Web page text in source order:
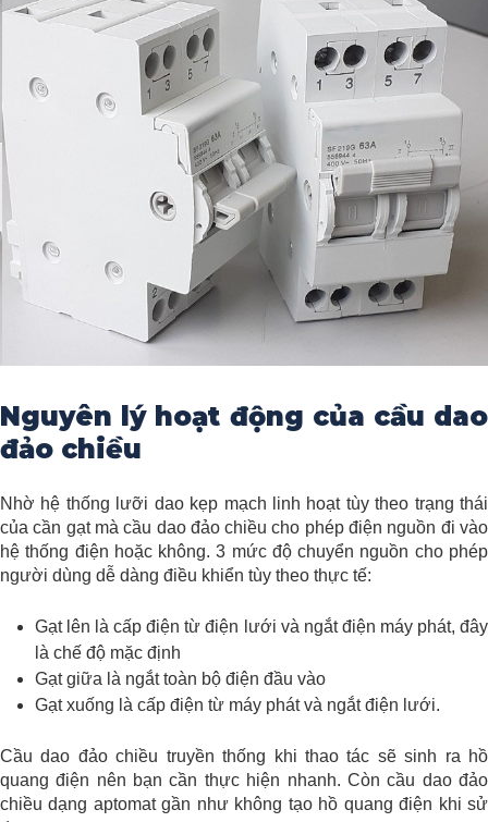
Nguyên lý hoạt động của cầu dao
đảo chiều
Nhờ hệ thống lưỡi dao kẹp mạch linh hoạt tùy theo trạng thái
của cần gạt mà cầu dao đảo chiều cho phép điện nguồn đi vào
hệ thống điện hoặc không. 3 mức độ chuyển nguồn cho phép
người dùng dễ dàng điều khiển tùy theo thực tế:
Gạt lên là cấp điện từ điện lưới và ngắt điện máy phát, đây
là chế độ mặc định
Gạt giữa là ngắt toàn bộ điện đầu vào
Gạt xuống là cấp điện từ máy phát và ngắt điện lưới.
Cầu dao đảo chiều truyền thống khi thao tác sẽ sinh ra hồ
quang điện nên bạn cần thực hiện nhanh. Còn cầu dao đảo
chiều dạng aptomat gần như không tạo hồ quang điện khi sử